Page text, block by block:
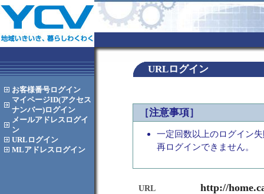
お客様番号ログイン
マイページID(アクセス
ナンバー)ログイン
メールアドレス ログイ
ン
URL ログイン
MLアドレス ログイン
URLログイン
［注意事項］
一定回数以上のログイン
再ログインできません。
URL http://